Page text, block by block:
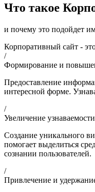
Что такое
и почему это подойдет
Корпоративный сайт -
/
Формирование и
Предоставление
интересной форме.
/
Увеличение
Создание уникального
помогает выделиться
сознании пользователей.
/
Привлечение и